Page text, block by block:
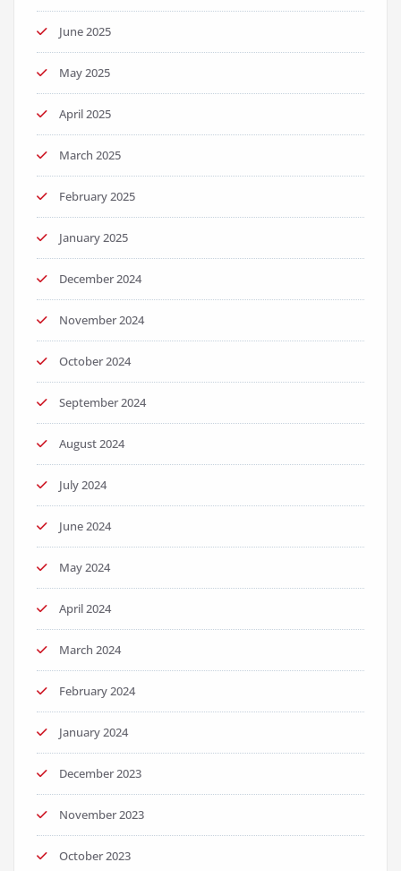
June 2025
May 2025
April 2025
March 2025
February 2025
January 2025
December 2024
November 2024
October 2024
September 2024
August 2024
July 2024
June 2024
May 2024
April 2024
March 2024
February 2024
January 2024
December 2023
November 2023
October 2023